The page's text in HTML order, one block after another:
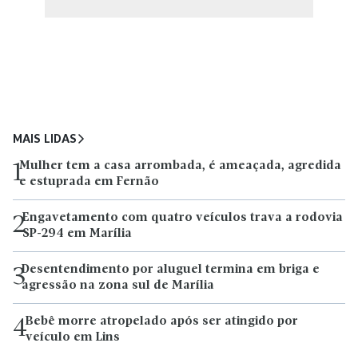
MAIS LIDAS
1Mulher tem a casa arrombada, é ameaçada, agredida
e estuprada em Fernão
2Engavetamento com quatro veículos trava a rodovia
SP-294 em Marília
3Desentendimento por aluguel termina em briga e
agressão na zona sul de Marília
4Bebê morre atropelado após ser atingido por
veículo em Lins